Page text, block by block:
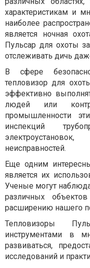
характеристикам и
наиболее
является ночная
Пульсар для охоты
отслеживать дичь
В сфере
тепловизор для
эффективно
людей или
промышленности
инспекций
неисправностей.
Еще одним
является их
Ученые могут
различных
расширению нашего
Тепловизоры
инструментами в
развиваться,
исследований и